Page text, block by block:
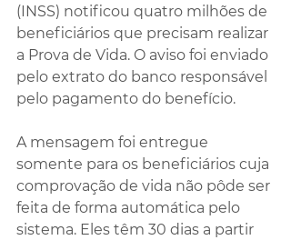
(INSS) notificou quatro milhões de
beneficiários que precisam realizar
a Prova de Vida. O aviso foi enviado
pelo extrato do banco responsável
pelo pagamento do benefício.
A mensagem foi entregue
somente para os beneficiários cuja
comprovação de vida não pôde ser
feita de forma automática pelo
sistema. Eles têm 30 dias a partir